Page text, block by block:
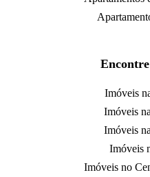
Imóveis
Imóveis
Imóveis
Imóveis
Imóveis no